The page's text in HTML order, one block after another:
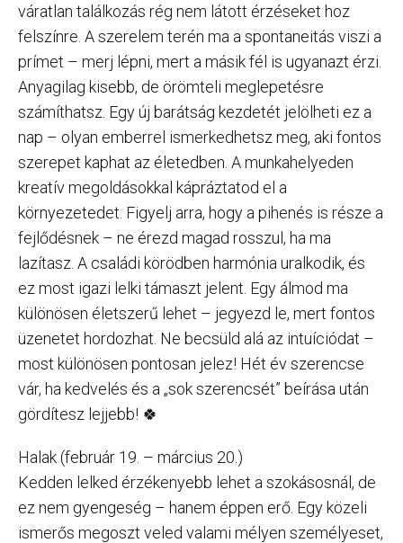
váratlan találkozás rég nem látott érzéseket hoz
felszínre. A szerelem terén ma a spontaneitás viszi a
prímet – merj lépni, mert a másik fél is ugyanazt érzi.
Anyagilag kisebb, de örömteli meglepetésre
számíthatsz. Egy új barátság kezdetét jelölheti ez a
nap – olyan emberrel ismerkedhetsz meg, aki fontos
szerepet kaphat az életedben. A munkahelyeden
kreatív megoldásokkal kápráztatod el a
környezetedet. Figyelj arra, hogy a pihenés is része a
fejlődésnek – ne érezd magad rosszul, ha ma
lazítasz. A családi körödben harmónia uralkodik, és
ez most igazi lelki támaszt jelent. Egy álmod ma
különösen életszerű lehet – jegyezd le, mert fontos
üzenetet hordozhat. Ne becsüld alá az intuíciódat –
most különösen pontosan jelez! Hét év szerencse
vár, ha kedvelés és a „sok szerencsét” beírása után
gördítesz lejjebb! 🍀
Halak (február 19. – március 20.)
Kedden lelked érzékenyebb lehet a szokásosnál, de
ez nem gyengeség – hanem éppen erő. Egy közeli
ismerős megoszt veled valami mélyen személyeset,